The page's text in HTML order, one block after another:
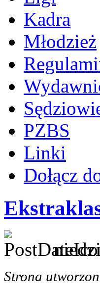
Kadra
Młodzież
PZBS
Linki
Dołącz
Strona